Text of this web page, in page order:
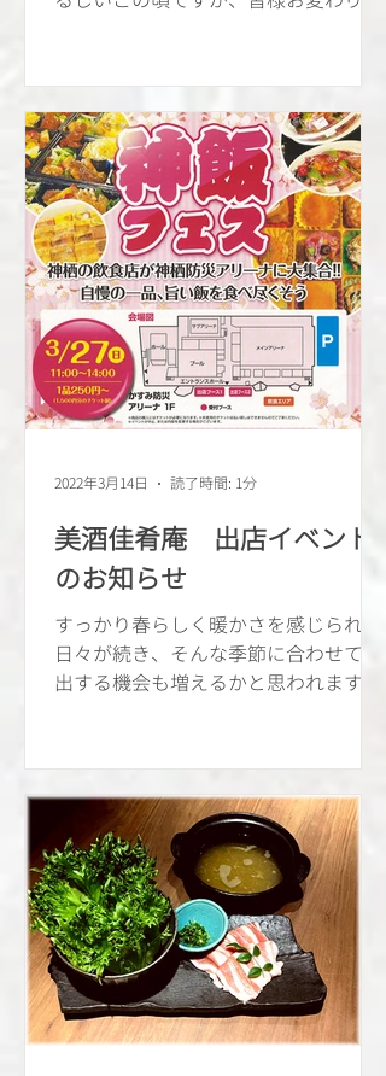
リーナで開催されるイベントに出品す
るメニューのお知らせです。 内容とい
たしましては...
美酒佳肴庵 出店イベント
のお知らせ
すっかり春らしく暖かさを感じられる
日々が続き、そんな季節に合わせて外
出する機会も増えるかと思われます
11：00から神栖防災アリーナで、神栖
の飲食店17店が集まり、各店自慢の商
品を販売するイベント「神飯フェ...
2022年3月14日 読了時間: 1分